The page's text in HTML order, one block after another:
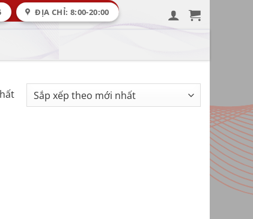
ĐỊA CHỈ: 8:00-20:00